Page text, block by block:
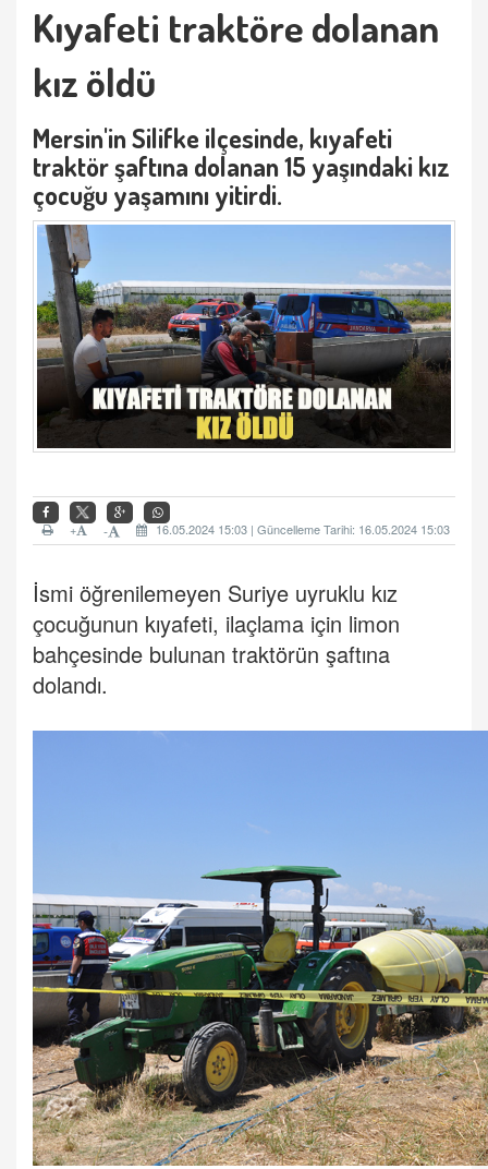
Kıyafeti traktöre dolanan
kız öldü
Mersin'in Silifke ilçesinde, kıyafeti
traktör şaftına dolanan 15 yaşındaki kız
çocuğu yaşamını yitirdi.
16.05.2024 15:03 | Güncelleme Tarihi: 16.05.2024 15:03
-
+
İsmi öğrenilemeyen Suriye uyruklu kız
çocuğunun kıyafeti, ilaçlama için limon
bahçesinde bulunan traktörün şaftına
dolandı.